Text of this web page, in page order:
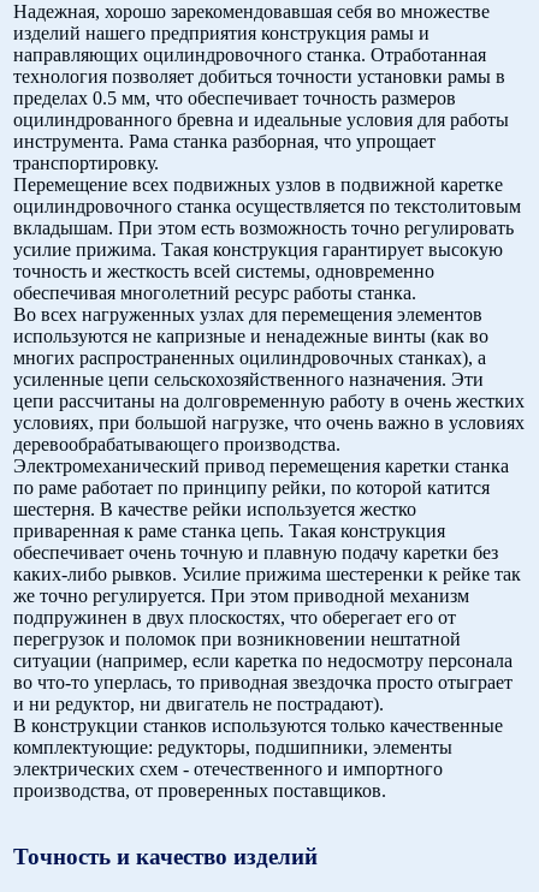
Надежная, хорошо зарекомендовавшая себя во множестве
изделий нашего предприятия конструкция рамы и
направляющих оцилиндровочного станка. Отработанная
технология позволяет добиться точности установки рамы в
пределах 0.5 мм, что обеспечивает точность размеров
оцилиндрованного бревна и идеальные условия для работы
инструмента. Рама станка разборная, что упрощает
транспортировку.
Перемещение всех подвижных узлов в подвижной каретке
оцилиндровочного станка осуществляется по текстолитовым
вкладышам. При этом есть возможность точно регулировать
усилие прижима. Такая конструкция гарантирует высокую
точность и жесткость всей системы, одновременно
обеспечивая многолетний ресурс работы станка.
Во всех нагруженных узлах для перемещения элементов
используются не капризные и ненадежные винты (как во
многих распространенных оцилиндровочных станках), а
усиленные цепи сельскохозяйственного назначения. Эти
цепи рассчитаны на долговременную работу в очень жестких
условиях, при большой нагрузке, что очень важно в условиях
деревообрабатывающего производства.
Электромеханический привод перемещения каретки станка
по раме работает по принципу рейки, по которой катится
шестерня. В качестве рейки используется жестко
приваренная к раме станка цепь. Такая конструкция
обеспечивает очень точную и плавную подачу каретки без
каких-либо рывков. Усилие прижима шестеренки к рейке так
же точно регулируется. При этом приводной механизм
подпружинен в двух плоскостях, что оберегает его от
перегрузок и поломок при возникновении нештатной
ситуации (например, если каретка по недосмотру персонала
во что-то уперлась, то приводная звездочка просто отыграет
и ни редуктор, ни двигатель не пострадают).
В конструкции станков используются только качественные
комплектующие: редукторы, подшипники, элементы
электрических схем - отечественного и импортного
производства, от проверенных поставщиков.
Точность и качество изделий